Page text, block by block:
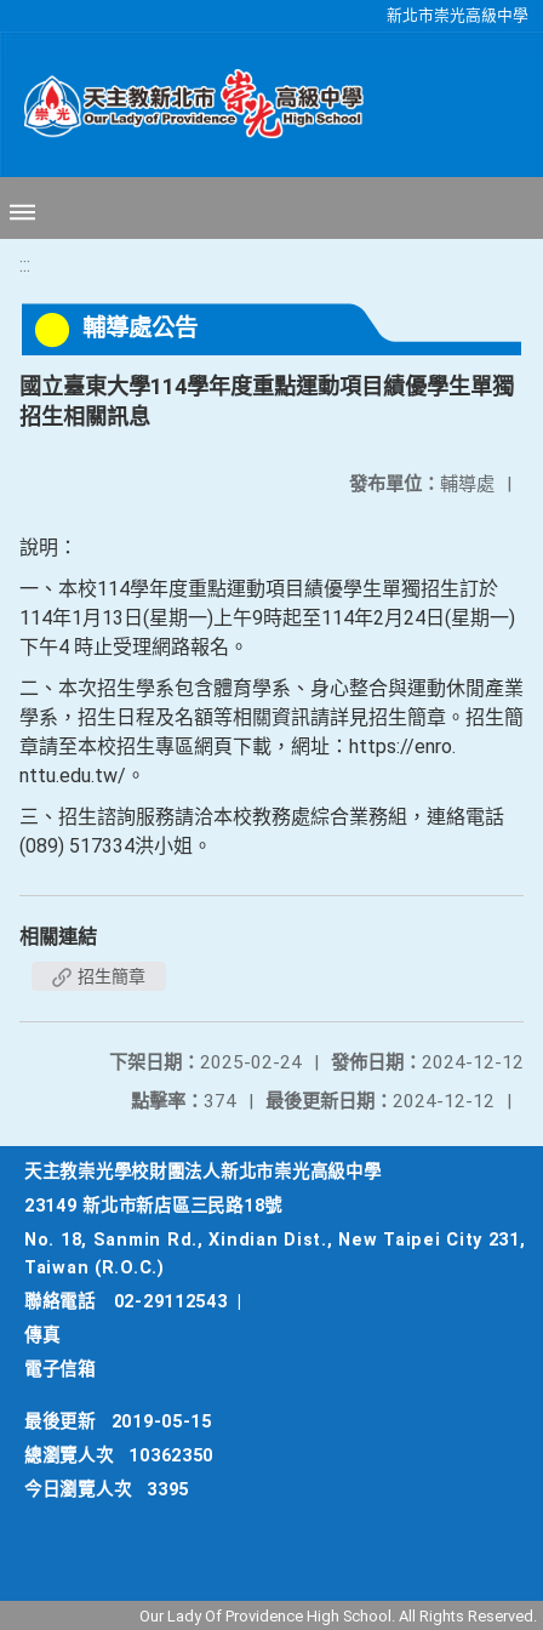
新北市崇光高級中學
:::
輔導處公告
國立臺東大學114學年度重點運動項目績優學生單獨
招生相關訊息
發布單位： 輔導處 |
說明：
一、本校114學年度重點運動項目績優學生單獨招生訂於
114年1月13日(星期一)上午9時起至114年2月24日(星期一)
下午4 時止受理網路報名。
二、本次招生學系包含體育學系、身心整合與運動休閒產業
學系，招生日程及名額等相關資訊請詳見招生簡章。招生簡
章請至本校招生專區網頁下載，網址：https://enro.
nttu.edu.tw/。
三、招生諮詢服務請洽本校教務處綜合業務組，連絡電話
(089) 517334洪小姐。
相關連結
招生簡章
發佈日期： 2024-12-12
下架日期： 2025-02-24
|
最後更新日期： 2024-12-12 |
點擊率： 374 |
天主教崇光學校財團法人新北市崇光高級中學
23149 新北市新店區三民路18號
No. 18, Sanmin Rd., Xindian Dist., New Taipei City 231,
Taiwan (R.O.C.)
聯絡電話
02-29112543
傳真
電子信箱
最後更新
2019-05-15
總瀏覽人次
10362350
今日瀏覽人次
3395
Our Lady Of Providence High School. All Rights Reserved.